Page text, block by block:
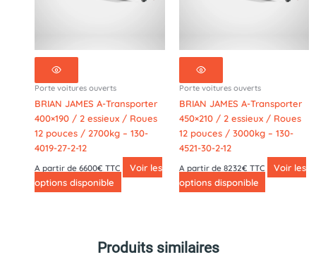
Porte voitures ouverts
BRIAN JAMES A-Transporter
400×190 / 2 essieux / Roues
12 pouces / 2700kg – 130-
4019-27-2-12
A partir de 6600€ TTC
Voir les
options disponible
Porte voitures ouverts
BRIAN JAMES A-Transporter
450×210 / 2 essieux / Roues
12 pouces / 3000kg – 130-
4521-30-2-12
A partir de 8232€ TTC
Voir les
options disponible
Produits similaires